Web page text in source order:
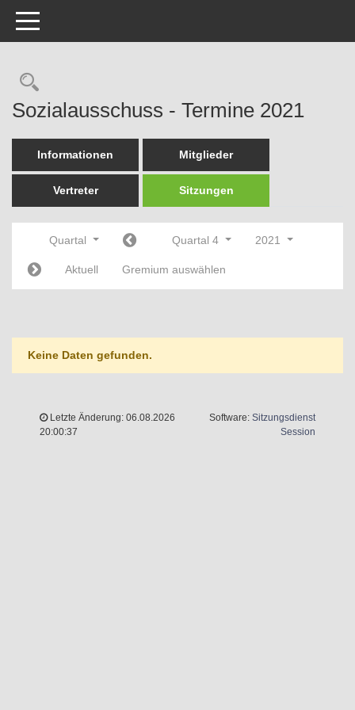
Toggle navigation
Rechercheauswahl
Sozialausschuss - Termine 2021
Informationen Mitglieder
Vertreter Sitzungen
Quartal Quartal 4 2021
Aktuell Gremium auswählen
Keine Daten gefunden.
Letzte Änderung: 06.08.2026
20:00:37
Software: Sitzungsdienst
Session